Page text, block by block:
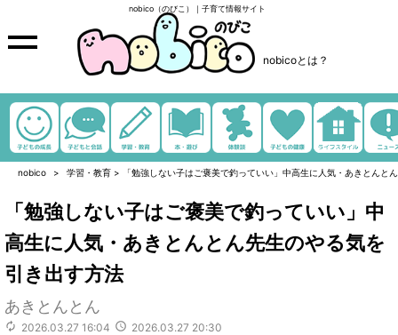
nobico（のびこ）｜子育て情報サイト
nobicoとは？
nobico 学習・教育 > 「勉強しない子はご褒美で釣っていい」中高生に人気・あきとんと
「勉強しない子はご褒美で釣っていい」中
高生に人気・あきとんとん先生のやる気を
引き出す方法
あきとんとん
2026.03.27 16:04 2026.03.27 20:30